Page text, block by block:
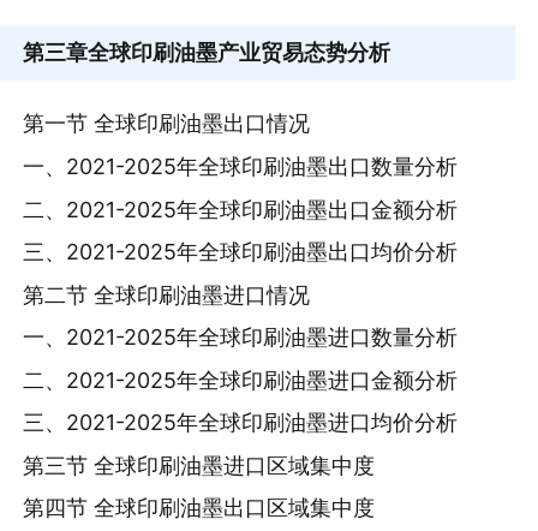
第三章全球印刷油墨产业贸易态势分析
第一节 全球印刷油墨出口情况
一、2021-2025年全球印刷油墨出口数量分析
二、2021-2025年全球印刷油墨出口金额分析
三、2021-2025年全球印刷油墨出口均价分析
第二节 全球印刷油墨进口情况
一、2021-2025年全球印刷油墨进口数量分析
二、2021-2025年全球印刷油墨进口金额分析
三、2021-2025年全球印刷油墨进口均价分析
第三节 全球印刷油墨进口区域集中度
第四节 全球印刷油墨出口区域集中度